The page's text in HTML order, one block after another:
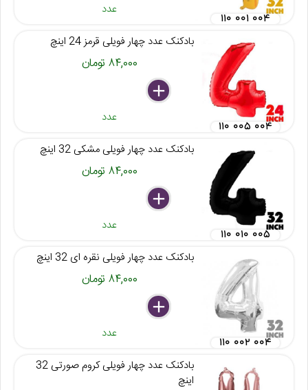
عدد
۱۱۰ ۰۰۱ ۰۰۴
بادکنک عدد چهار فویلی قرمز 24 اینچ
۸۴,۰۰۰ تومان
delete
remove
add
عدد
۱۱۰ ۰۰۵ ۰۰۴
بادکنک عدد چهار فویلی مشکی 32 اینچ
۸۴,۰۰۰ تومان
delete
remove
add
عدد
۱۱۰ ۰۱۰ ۰۰۵
بادکنک عدد چهار فویلی نقره ای 32 اینچ
۸۴,۰۰۰ تومان
delete
remove
add
عدد
۱۱۰ ۰۰۲ ۰۰۴
بادکنک عدد چهار فویلی کروم صورتی 32
اینچ